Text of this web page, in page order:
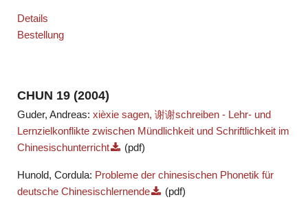
Details
Bestellung
CHUN 19 (2004)
Guder, Andreas: xièxie sagen, 谢谢schreiben - Lehr- und
Lernzielkonflikte zwischen Mündlichkeit und Schriftlichkeit im
Chinesischunterricht
(pdf)
Hunold, Cordula: Probleme der chinesischen Phonetik für
deutsche Chinesischlernende
(pdf)